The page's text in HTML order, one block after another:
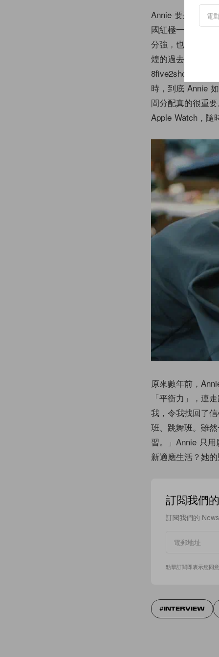
Annie 要兼顧外
國紅極一時的
分強，也曾為不
煌的過去，Annie
8five2shop、滑
時，到底 Annie
間分配真的很重
Apple Watch，隨
原來數年前，
「平衡力」，連
我，令我找回了
班、跳舞班。雖
習。」Annie 只
新適應生活？她
訂閱我們
訂閱我們的
點擊訂閱即表示您同
INTERVIEW